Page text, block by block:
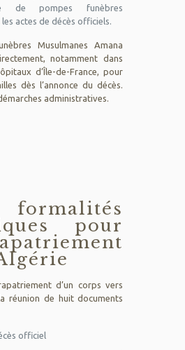
de pompes funèbres
actes de décès officiels.
Musulmanes Amana
notamment dans
d’Île-de-France, pour
dès l’annonce du décès.
administratives.
pour
d’un corps vers
réunion de huit documents
officiel